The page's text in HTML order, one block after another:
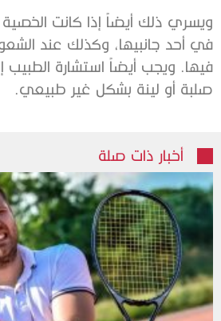
‫ويسري ذلك أيضاً إذا كانت
في أحد جانبيها، وكذلك ‫عند
فيها. ويجب أيضاً استشارة الطبيب
صلبة أو لينة بشكل غير طبيعي.
أخبار ذات صلة